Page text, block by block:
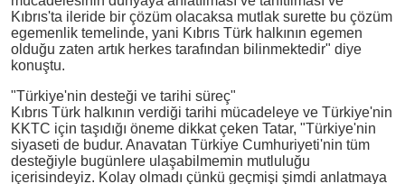
Kıbrıs'ta ileride bir çözüm olacaksa mutlak surette bu çözüm
egemenlik temelinde, yani Kıbrıs Türk halkının egemen
olduğu zaten artık herkes tarafından bilinmektedir" diye
konuştu.
"Türkiye'nin desteği ve tarihi süreç"
Kıbrıs Türk halkının verdiği tarihi mücadeleye ve Türkiye'nin
KKTC için taşıdığı öneme dikkat çeken Tatar, "Türkiye'nin
siyaseti de budur. Anavatan Türkiye Cumhuriyeti'nin tüm
desteğiyle bugünlere ulaşabilmemin mutluluğu
içerisindeyiz. Kolay olmadı çünkü geçmişi şimdi anlatmaya